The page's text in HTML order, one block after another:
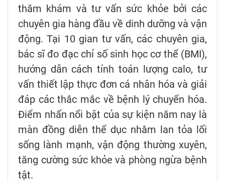
thăm khám và tư vấn sức khỏe bởi các
chuyên gia hàng đầu về dinh dưỡng và vận
động. Tại 10 gian tư vấn, các chuyên gia,
bác sĩ đo đạc chỉ số sinh học cơ thể (BMI),
hướng dẫn cách tính toán lượng calo, tư
vấn thiết lập thực đơn cá nhân hóa và giải
đáp các thắc mắc về bệnh lý chuyển hóa.
Điểm nhấn nổi bật của sự kiện năm nay là
màn đồng diễn thể dục nhằm lan tỏa lối
sống lành mạnh, vận động thường xuyên,
tăng cường sức khỏe và phòng ngừa bệnh
tật.